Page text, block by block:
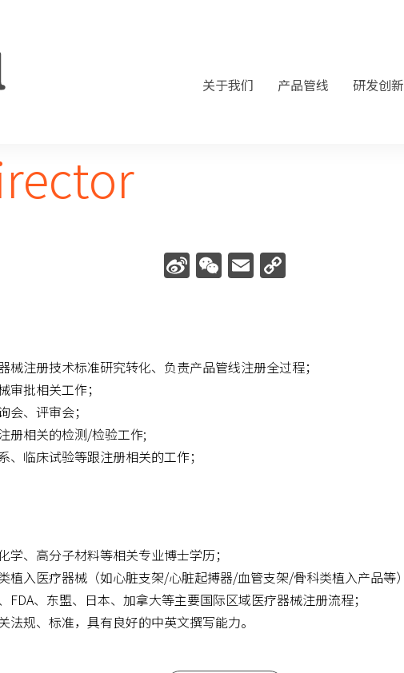
关于我们 产品管线 研发创新
Sina
Weibo
WeChat
Email
械注册技术标准研究转化、负责产品管线注册全过程；
审批相关工作；
会、评审会；
册相关的检测/检验工作;
、临床试验等跟注册相关的工作；
学、高分子材料等相关专业博士学历；
植入医疗器械（如心脏支架/心脏起搏器/血管支架/骨科类植入产品等
FDA、东盟、日本、加拿大等主要国际区域医疗器械注册流程；
法规、标准，具有良好的中英文撰写能力。